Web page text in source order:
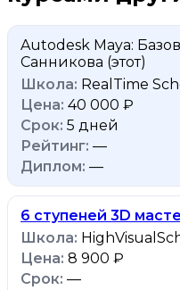
Autodesk Maya:
Санникова (этот)
RealTime
40 000 ₽
5 дней
—
—
6 ступеней 3D
8 900 ₽
—